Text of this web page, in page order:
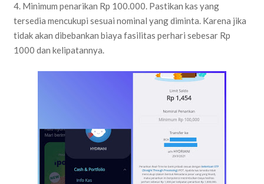
4. Minimum penarikan Rp 100.000. Pastikan kas yang
tersedia mencukupi sesuai nominal yang diminta. Karena jika
tidak akan dibebankan biaya fasilitas perhari sebesar Rp
1000 dan kelipatannya.